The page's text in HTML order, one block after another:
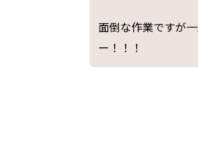
面倒な作業ですが
ー！！！